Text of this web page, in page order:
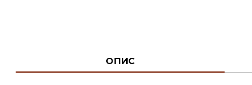
ОПИС